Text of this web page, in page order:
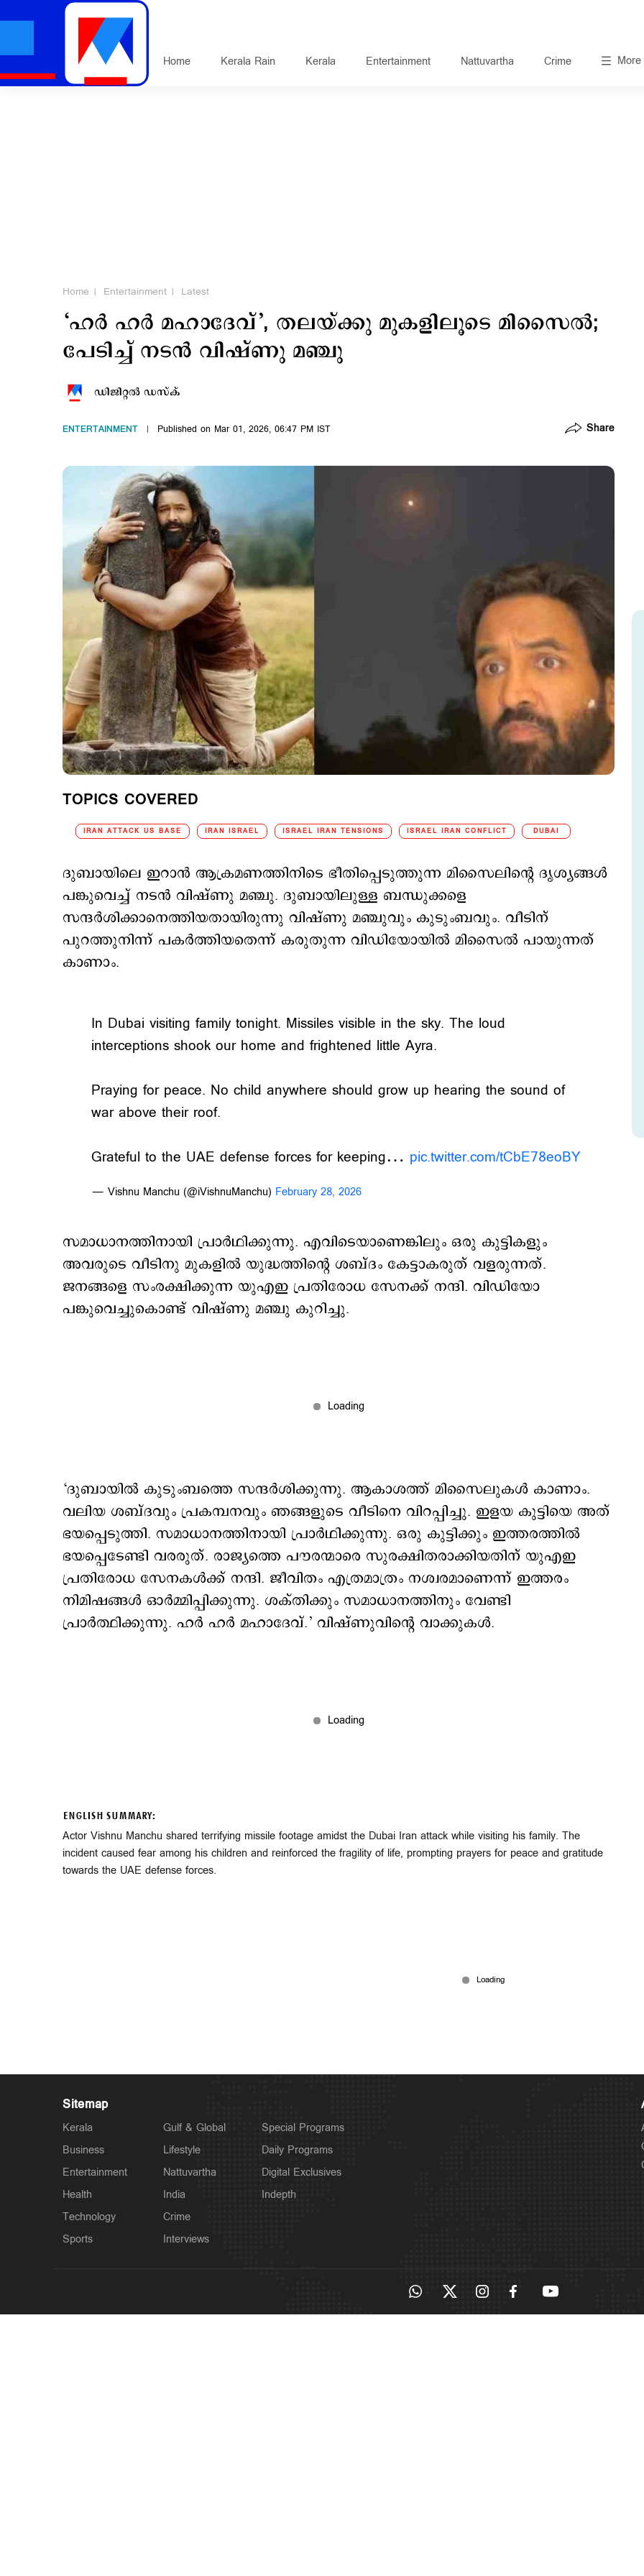
Home Kerala Rain Kerala Entertainment Nattuvartha Crime More
Home Entertainment Latest
‘ഹർ ഹർ മഹാദേവ്’, തലയ്ക്കു മുകളിലൂടെ മിസൈൽ;
പേടിച്ച് നടന്‍ വിഷ്ണു മഞ്ചു
ഡിജിറ്റല്‍ ഡസ്ക്
ENTERTAINMENT Published on Mar 01, 2026, 06:47 PM IST Share
TOPICS COVERED
IRAN ATTACK US BASE IRAN ISRAEL ISRAEL IRAN TENSIONS ISRAEL IRAN CONFLICT DUBAI
ദുബായിലെ ഇറാൻ ആക്രമണത്തിനിടെ ഭീതിപ്പെടുത്തുന്ന മിസൈലിന്റെ ദൃശ്യങ്ങൾ
പങ്കുവെച്ച് നടൻ വിഷ്ണു മഞ്ചു. ദുബായിലുള്ള ബന്ധുക്കളെ
സന്ദർശിക്കാനെത്തിയതായിരുന്നു വിഷ്ണു മഞ്ചുവും കുടുംബവും. വീടിന്
പുറത്തുനിന്ന് പകർത്തിയതെന്ന് കരുതുന്ന വിഡിയോയിൽ മിസൈൽ പായുന്നത്
കാണാം.
In Dubai visiting family tonight. Missiles visible in the sky. The loud
interceptions shook our home and frightened little Ayra.
Praying for peace. No child anywhere should grow up hearing the sound of
war above their roof.
Grateful to the UAE defense forces for keeping… pic.twitter.com/tCbE78eoBY
— Vishnu Manchu (@iVishnuManchu) February 28, 2026
സമാധാനത്തിനായി പ്രാർഥിക്കുന്നു. എവിടെയാണെങ്കിലും ഒരു കുട്ടികളും
അവരുടെ വീടിനു മുകളിൽ യുദ്ധത്തിന്‍റെ ശബ്ദം കേട്ടാകരുത് വളരുന്നത്.
ജനങ്ങളെ സംരക്ഷിക്കുന്ന യുഎഇ പ്രതിരോധ സേനക്ക് നന്ദി. വിഡിയോ
പങ്കുവെച്ചുകൊണ്ട് വിഷ്ണു മഞ്ചു കുറിച്ചു.
‘ദുബായിൽ കുടുംബത്തെ സന്ദർശിക്കുന്നു. ആകാശത്ത് മിസൈലുകൾ കാണാം.
വലിയ ശബ്ദവും പ്രകമ്പനവും ഞങ്ങളുടെ വീടിനെ വിറപ്പിച്ചു. ഇളയ കുട്ടിയെ അത്
ഭയപ്പെടുത്തി. സമാധാനത്തിനായി പ്രാർഥിക്കുന്നു. ഒരു കുട്ടിക്കും ഇത്തരത്തിൽ
ഭയപ്പെടേണ്ടി വരരുത്. രാജ്യത്തെ പൗരന്മാരെ സുരക്ഷിതരാക്കിയതിന് യുഎഇ
പ്രതിരോധ സേനകൾക്ക് നന്ദി. ജീവിതം എത്രമാത്രം നശ്വരമാണെന്ന് ഇത്തരം
നിമിഷങ്ങൾ ഓർമ്മിപ്പിക്കുന്നു. ശക്തിക്കും സമാധാനത്തിനും വേണ്ടി
പ്രാർത്ഥിക്കുന്നു. ഹർ ഹർ മഹാദേവ്.’ വിഷ്ണുവിന്‍റെ വാക്കുകള്‍.
ENGLISH SUMMARY:
Actor Vishnu Manchu shared terrifying missile footage amidst the Dubai Iran attack while visiting his family. The
incident caused fear among his children and reinforced the fragility of life, prompting prayers for peace and gratitude
towards the UAE defense forces.
Sitemap
Kerala
Business
Entertainment
Health
Technology
Sports
Gulf & Global
Lifestyle
Nattuvartha
India
Crime
Interviews
Special Programs
Daily Programs
Digital Exclusives
Indepth